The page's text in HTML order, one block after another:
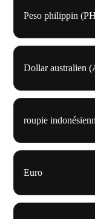
Peso philippin
Dollar australien
roupie
Euro